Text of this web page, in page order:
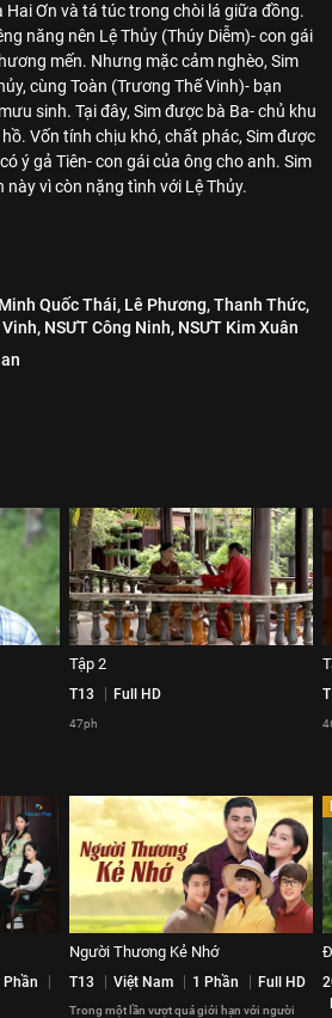
Hai Ơn và tá túc trong chòi lá giữa đồng.
năng nên Lệ Thủy (Thúy Diễm)- con gái
mến. Nhưng mặc cảm nghèo, Sim
cùng Toàn (Trương Thế Vinh)- bạn
sinh. Tại đây, Sim được bà Ba- chủ khu
Vốn tính chịu khó, chất phác, Sim được
ý gả Tiên- con gái của ông cho anh. Sim
vì còn nặng tình với Lệ Thủy.
Quốc Thái, Lê Phương,Thanh Thức,
NSƯT Công Ninh, NSƯT Kim Xuân
Tập 2
T13 Full HD
47ph
Phần
Người Thương Kẻ Nhớ
T13 Việt Nam 1 Phần Full HD
Trong một lần vượt quá giới hạn với người